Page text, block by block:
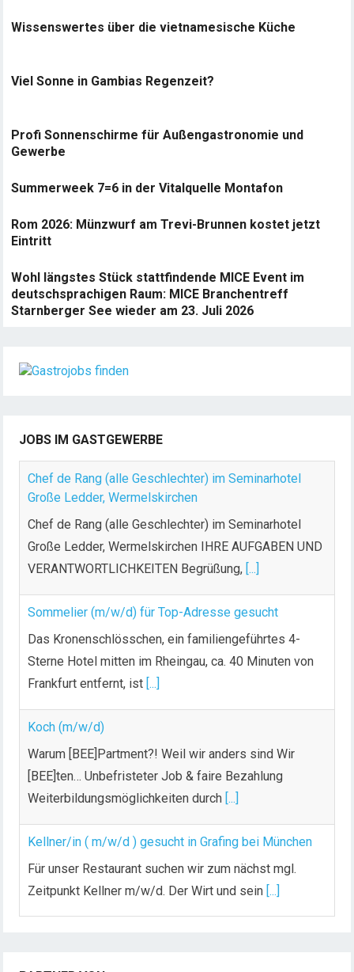
Wissenswertes über die vietnamesische Küche
Viel Sonne in Gambias Regenzeit?
Profi Sonnenschirme für Außengastronomie und
Gewerbe
Summerweek 7=6 in der Vitalquelle Montafon
Rom 2026: Münzwurf am Trevi-Brunnen kostet jetzt
Eintritt
Wohl längstes Stück stattfindende MICE Event im
deutschsprachigen Raum: MICE Branchentreff
Starnberger See wieder am 23. Juli 2026
JOBS IM GASTGEWERBE
Chef de Rang (alle Geschlechter) im Seminarhotel
Große Ledder, Wermelskirchen
Chef de Rang (alle Geschlechter) im Seminarhotel
Große Ledder, Wermelskirchen IHRE AUFGABEN UND
VERANTWORTLICHKEITEN Begrüßung, [...]
Sommelier (m/w/d) für Top-Adresse gesucht
Das Kronenschlösschen, ein familiengeführtes 4-
Sterne Hotel mitten im Rheingau, ca. 40 Minuten von
Frankfurt entfernt, ist [...]
Koch (m/w/d)
Warum [BEE]Partment?! Weil wir anders sind Wir
[BEE]ten… Unbefristeter Job & faire Bezahlung
Weiterbildungsmöglichkeiten durch [...]
Kellner/in ( m/w/d ) gesucht in Grafing bei München
Für unser Restaurant suchen wir zum nächst mgl.
Zeitpunkt Kellner m/w/d. Der Wirt und sein [...]